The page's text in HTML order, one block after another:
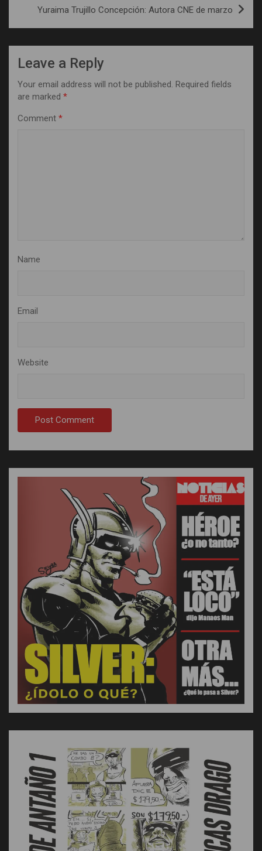
Yuraima Trujillo Concepción: Autora CNE de marzo
Leave a Reply
Your email address will not be published. Required fields
are marked *
Comment *
Name
Email
Website